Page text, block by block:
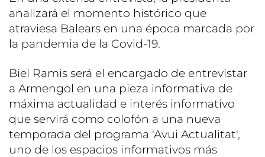
analizará el momento histórico que
atraviesa Balears en una época marcada por
la pandemia de la Covid-19.
Biel Ramis será el encargado de entrevistar
a Armengol en una pieza informativa de
máxima actualidad e interés informativo
que servirá como colofón a una nueva
temporada del programa 'Avui Actualitat',
uno de los espacios informativos más